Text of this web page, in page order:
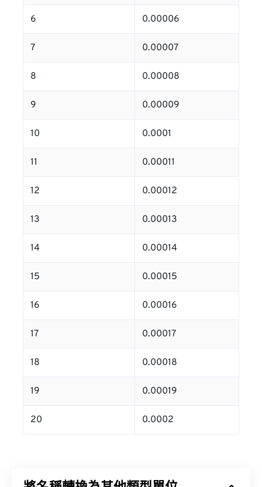
6 0.00006
7 0.00007
8 0.00008
9 0.00009
10 0.0001
11 0.00011
12 0.00012
13 0.00013
14 0.00014
15 0.00015
16 0.00016
17 0.00017
18 0.00018
19 0.00019
20 0.0002